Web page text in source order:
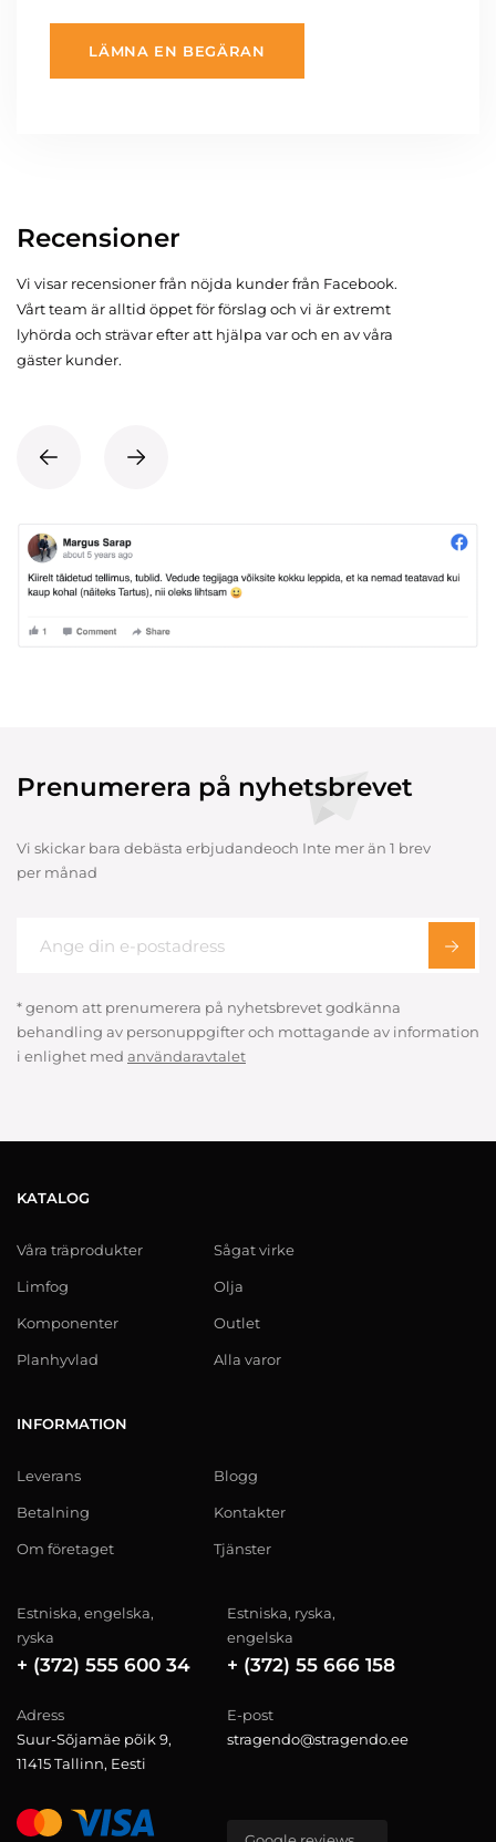
LÄMNA EN BEGÄRAN
Recensioner
Vi visar recensioner från nöjda kunder från Facebook.
Vårt team är alltid öppet för förslag och vi är extremt
lyhörda och strävar efter att hjälpa var och en av våra
gäster kunder.
Prenumerera på nyhetsbrevet
Vi skickar bara debästa erbjudandeoch Inte mer än 1 brev
per månad
* genom att prenumerera på nyhetsbrevet godkänna
behandling av personuppgifter och mottagande av information
i enlighet med användaravtalet
KATALOG
Våra träprodukter
Limfog
Komponenter
Planhyvlad
Sågat virke
Olja
Outlet
Alla varor
INFORMATION
Leverans
Betalning
Om företaget
Blogg
Kontakter
Tjänster
Estniska, engelska,
ryska
+ (372) 555 600 34
Estniska, ryska,
engelska
+ (372) 55 666 158
Adress
Suur-Sõjamäe põik 9,
11415 Tallinn, Eesti
E-post
stragendo@stragendo.ee